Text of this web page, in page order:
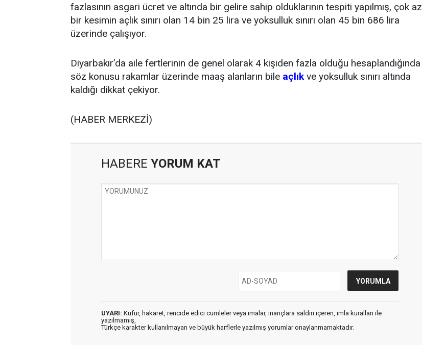
fazlasının asgari ücret ve altında bir gelire sahip olduklarının tespiti yapılmış, çok az
bir kesimin açlık sınırı olan 14 bin 25 lira ve yoksulluk sınırı olan 45 bin 686 lira
üzerinde çalışıyor.
Diyarbakır’da aile fertlerinin de genel olarak 4 kişiden fazla olduğu hesaplandığında
söz konusu rakamlar üzerinde maaş alanların bile açlıkve yoksulluk sınırı altında
kaldığı dikkat çekiyor.
(HABER MERKEZİ)
HABERE YORUM KAT
UYARI: Küfür, hakaret, rencide edici cümleler veya imalar, inançlara saldırı içeren, imla kuralları ile
yazılmamış,
Türkçe karakter kullanılmayan ve büyük harflerle yazılmış yorumlar onaylanmamaktadır.